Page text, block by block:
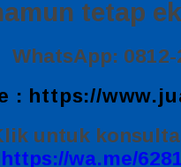
tetap
WhatsApp: 0812-
: https://
untuk
https://wa.me/